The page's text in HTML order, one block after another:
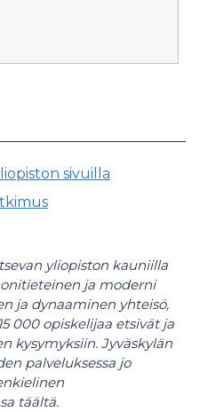
sivuilla
yliopiston kauniilla
ja moderni
ja dynaaminen yhteisö,
000 opiskelijaa etsivät ja
kysymyksiin. Jyväskylän
palveluksessa jo
täältä.